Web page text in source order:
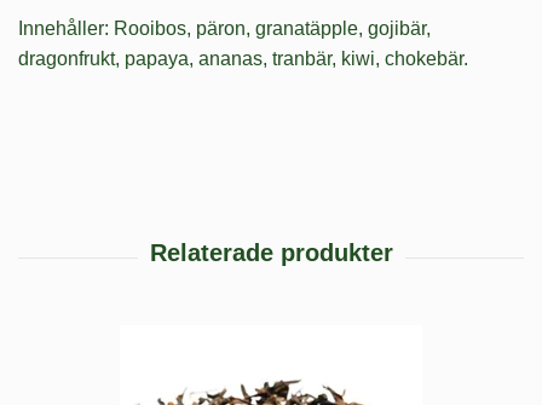
Innehåller: Rooibos, päron, granatäpple, gojibär,
dragonfrukt, papaya, ananas, tranbär, kiwi, chokebär.